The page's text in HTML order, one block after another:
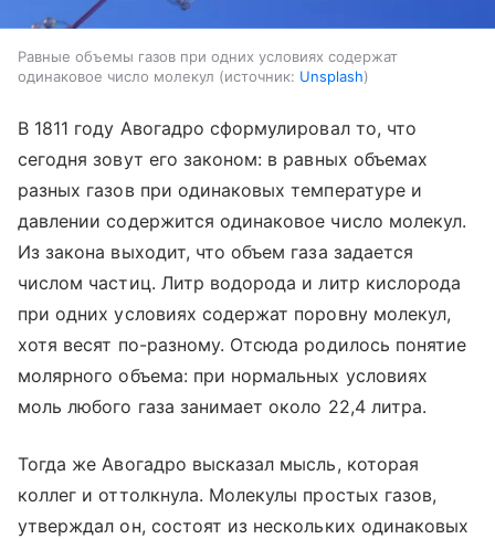
Равные объемы газов при одних условиях содержат
одинаковое число молекул
источник: Unsplash
В 1811 году Авогадро сформулировал то, что
сегодня зовут его законом: в равных объемах
разных газов при одинаковых температуре и
давлении содержится одинаковое число молекул.
Из закона выходит, что объем газа задается
числом частиц. Литр водорода и литр кислорода
при одних условиях содержат поровну молекул,
хотя весят по-разному. Отсюда родилось понятие
молярного объема: при нормальных условиях
моль любого газа занимает около 22,4 литра.
Тогда же Авогадро высказал мысль, которая
коллег и оттолкнула. Молекулы простых газов,
утверждал он, состоят из нескольких одинаковых